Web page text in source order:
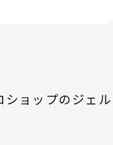
ショップのジェル